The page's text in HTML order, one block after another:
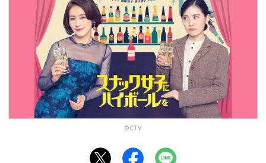
©CTV